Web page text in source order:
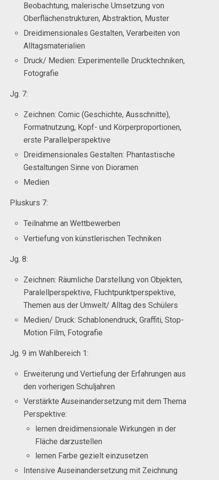
Beobachtung, malerische Umsetzung von
Oberflächenstrukturen, Abstraktion, Muster
Dreidimensionales Gestalten, Verarbeiten von
Alltagsmaterialien
Druck/ Medien: Experimentelle Drucktechniken,
Fotografie
Jg. 7:
Zeichnen: Comic (Geschichte, Ausschnitte),
Formatnutzung, Kopf- und Körperproportionen,
erste Parallelperspektive
Dreidimensionales Gestalten: Phantastische
Gestaltungen Sinne von Dioramen
Medien
Pluskurs 7:
Teilnahme an Wettbewerben
Vertiefung von künstlerischen Techniken
Jg. 8:
Zeichnen: Räumliche Darstellung von Objekten,
Paralellperspektive, Fluchtpunktperspektive,
Themen aus der Umwelt/ Alltag des Schülers
Medien/ Druck: Schablonendruck, Graffiti, Stop-
Motion Film, Fotografie
Jg. 9 im Wahlbereich 1:
Erweiterung und Vertiefung der Erfahrungen aus
den vorherigen Schuljahren
Verstärkte Auseinandersetzung mit dem Thema
Perspektive:
lernen dreidimensionale Wirkungen in der
Fläche darzustellen
lernen Farbe gezielt einzusetzen
Intensive Auseinandersetzung mit Zeichnung